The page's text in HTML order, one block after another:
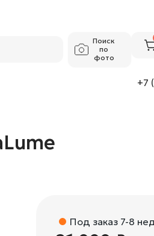
Поиск
по
фото
+7
Под заказ 7-8